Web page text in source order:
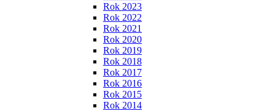
Rok 2023
Rok 2022
Rok 2021
Rok 2020
Rok 2019
Rok 2018
Rok 2017
Rok 2016
Rok 2015
Rok 2014